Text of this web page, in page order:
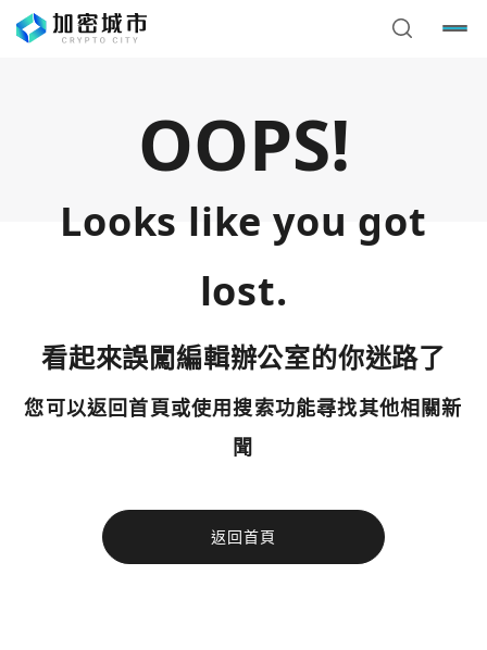
OOPS!
Looks like you got
lost.
看起來誤闖編輯辦公室的你迷路了
您可以返回首頁或使用搜索功能尋找其他相關新
聞
返回首頁
今日熱門
使用以下帳號繼續
您已閒置5分鐘，請點擊關閉按鈕或空白處，即可回到加密
今日熱門